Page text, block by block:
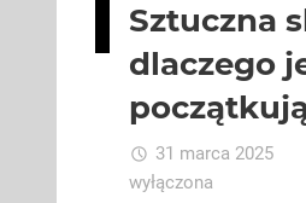
Sztuczna
dlaczego
31 marca 2025
wyłączona